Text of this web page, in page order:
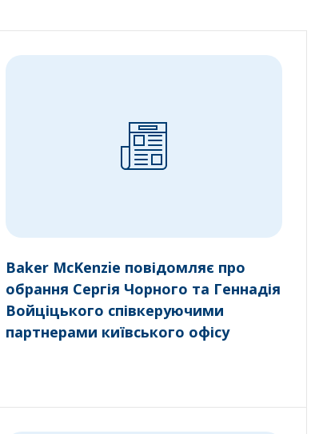
Baker McKenzie повідомляє про
обрання Сергія Чорного та Геннадія
Войціцького співкеруючими
партнерами київського офісу